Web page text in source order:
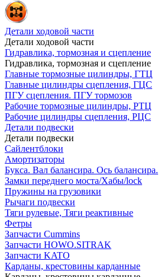
Детали ходовой части
Детали ходовой части
Гидравлика, тормозная и сцепление
Гидравлика, тормозная и сцепление
Главные тормозные цилиндры, ГТЦ
Главные цилиндры сцепления, ГЦС
ПГУ сцепления. ПГУ тормозов
Рабочие тормозные цилиндры, РТЦ
Рабочие цилиндры сцепления, РЦС
Детали подвески
Детали подвески
Cайлентблоки
Амортизаторы
Букса. Вал балансира. Ось балансира.
Замки переднего моста/Хабы/lock
Пружины на грузовики
Рычаги подвески
Тяги рулевые, Тяги реактивные
Фетры
Запчасти Cummins
Запчасти HOWO.SITRAK
Запчасти KATO
Карданы, крестовины карданные